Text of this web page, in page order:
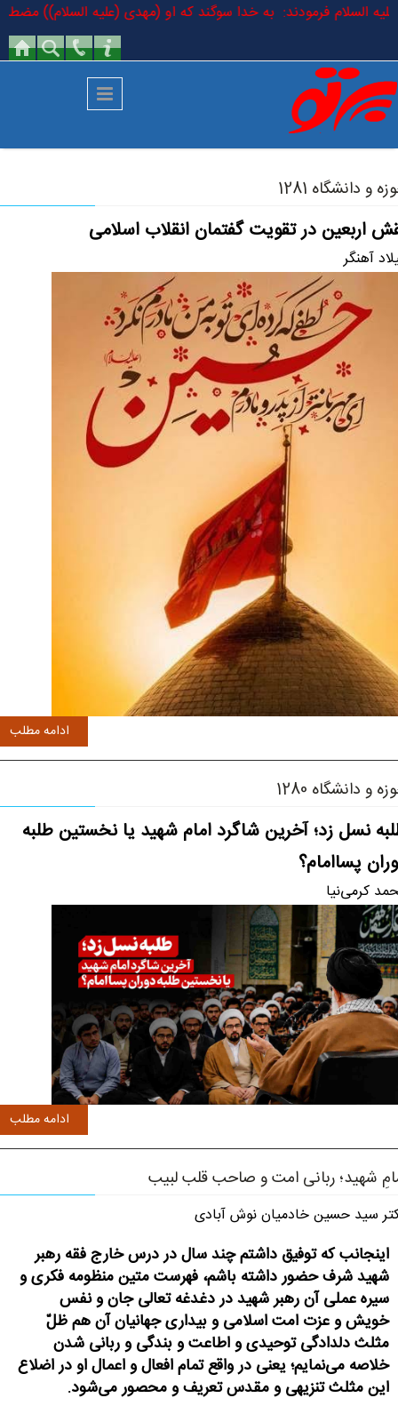
رفتن به محتوای اصلی
باقر علیه السلام فرمودند: به خدا سوگند که او (مهدی (علیه
و دانشگاه 1281
اربعین در تقویت گفتمان انقلاب اسلامی
آهنگر
ادامه مطلب
و دانشگاه 1280
نسل زد؛ آخرین شاگرد امام شهید یا نخستین طلبه
پساامام؟
کرمی‌نیا
ادامه مطلب
شهید؛ ربانی امت و صاحب قلب لبیب
سید حسین خادمیان نوش آبادی
اینجانب که توفیق داشتم چند سال در درس خارج فقه رهبر
شهید شرف حضور داشته باشم، فهرست متین منظومه فکری و
سیره عملی آن رهبر شهید در دغدغه تعالی جان و نفس
خویش و عزت امت اسلامی و بیداری جهانیان آن هم ظلّ
مثلث دلدادگی توحیدی و اطاعت و بندگی و ربانی شدن
خلاصه می‌نمایم؛ یعنی در واقع تمام افعال و اعمال او در اضلاع
این مثلث تنزیهی و مقدس تعریف و محصور می‌شود.